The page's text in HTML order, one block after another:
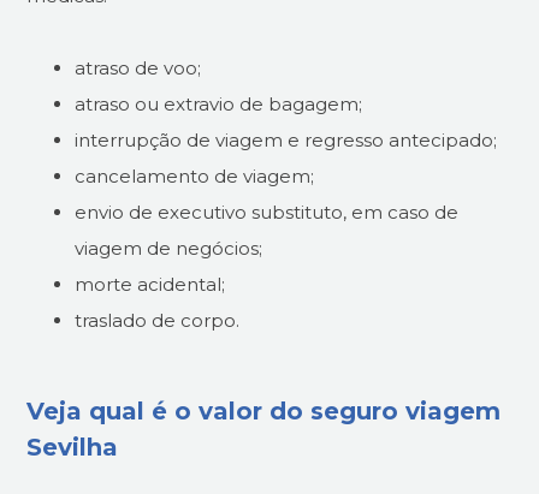
atraso de voo;
atraso ou extravio de bagagem;
interrupção de viagem e regresso antecipado;
cancelamento de viagem;
envio de executivo substituto, em caso de
viagem de negócios;
morte acidental;
traslado de corpo.
Veja qual é o valor do seguro viagem
Sevilha